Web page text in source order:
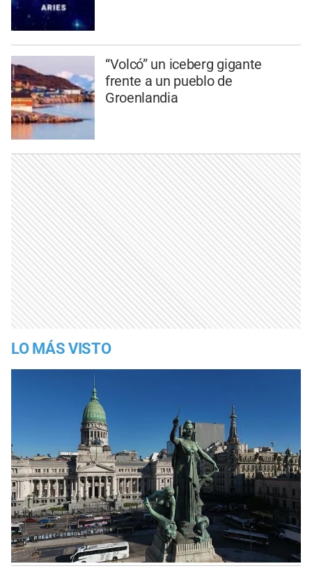
“Volcó” un iceberg gigante
frente a un pueblo de
Groenlandia
LO MÁS VISTO